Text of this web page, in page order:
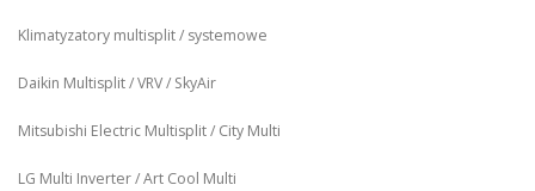
Klimatyzatory multisplit / systemowe
Daikin Multisplit / VRV / SkyAir
Mitsubishi Electric Multisplit / City Multi
LG Multi Inverter / Art Cool Multi